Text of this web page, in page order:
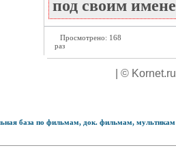
под своим
Просмотрено: 168
раз
| ©
база по фильмам, док. фильмам,